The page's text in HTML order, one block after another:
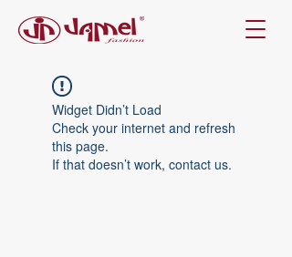
Widget Didn’t Load
Check your internet and refresh
this page.
If that doesn’t work, contact us.